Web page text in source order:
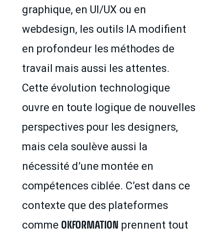
graphique, en UI/UX ou en
webdesign, les outils IA modifient
en profondeur les méthodes de
travail mais aussi les attentes.
Cette évolution technologique
ouvre en toute logique de nouvelles
perspectives pour les designers,
mais cela soulève aussi la
nécessité d’une montée en
compétences ciblée. C’est dans ce
contexte que des plateformes
comme OKFORMATION prennent tout